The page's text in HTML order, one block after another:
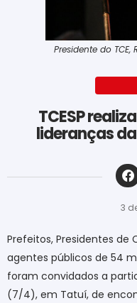
Presidente do
TCESP
lideranças
3
Prefeitos, Presidentes de
agentes públicos de 54
foram convidados a
(7/4), em Tatuí, de